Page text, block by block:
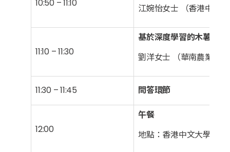
10:50 – 11:10
江婉怡女士 （香港中文
11:10 – 11:30
基於深度學習的木薯產
劉洋女士 （華南農業大
11:30 – 11:45 問答環節
12:00
午餐
地點：香港中文大學崇